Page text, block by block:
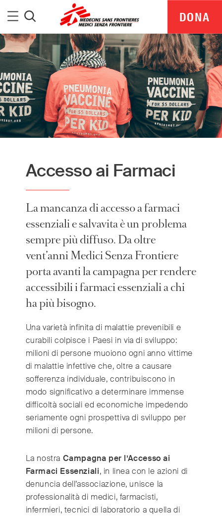
Menu
DONA
Accesso ai Farmaci
La mancanza di accesso a farmaci
essenziali e salvavita è un problema
sempre più diffuso. Da oltre
vent’anni Medici Senza Frontiere
porta avanti la campagna per rendere
accessibili i farmaci essenziali a chi
ha più bisogno.
Una varietà infinita di malattie prevenibili e
curabili colpisce i Paesi in via di sviluppo:
milioni di persone muoiono ogni anno vittime
di malattie infettive che, oltre a causare
sofferenza individuale, contribuiscono in
modo significativo a determinare immense
difficoltà sociali ed economiche impedendo
seriamente ogni prospettiva di sviluppo per
milioni di persone.
La nostra Campagna per l’Accesso ai
Farmaci Essenziali, in linea con le azioni di
denuncia dell’associazione, unisce la
professionalità di medici, farmacisti,
infermieri, tecnici di laboratorio a quella di
medical aid where it is needed most.
Independent. Neutral. Impartial.
International (English)
Argentina (Español)
Australia (English)
Austria (Deutsch)
Belgium
Brazil (Português)
Canada (English/Français)
Czech Republic (Česky/English)
France (Français)
Germany (Deutsch)
Greece (ελληνικά)
Hong Kong (繁體中文)
Ireland (English)
Italy (Italiano)
Japan (日本語)
Luxembourg (Français)